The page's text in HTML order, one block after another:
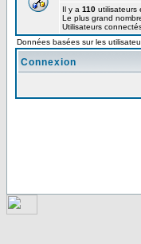
Il y a 110 utilisateurs
Le plus grand
Utilisateurs
Données basées sur les
Connexion